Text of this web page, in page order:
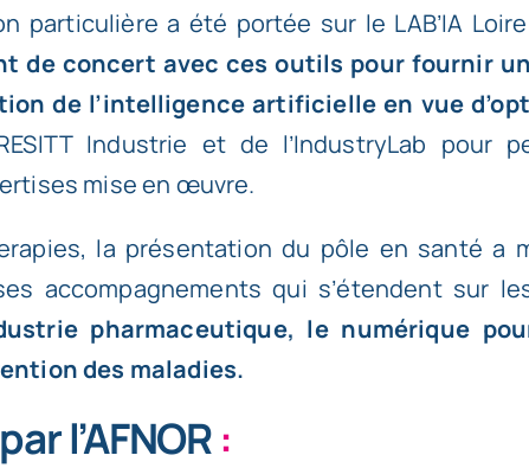
particulière a été portée sur le LAB’IA
de concert avec ces outils pour fournir
de l’intelligence artificielle en vue
Industrie et de l’IndustryLab pour
mise en œuvre.
la présentation du pôle en santé a
accompagnements qui s’étendent sur
pharmaceutique, le numérique
des maladies.
l’AFNOR: